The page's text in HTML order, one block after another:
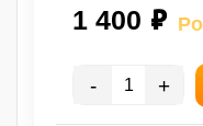
1 400 ₽
- +